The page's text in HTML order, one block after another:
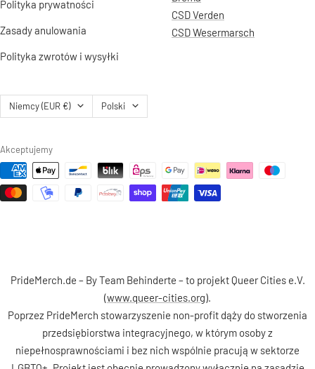
Polityka prywatności
Zasady anulowania
Polityka zwrotów i wysyłki
CSD Verden
CSD Wesermarsch
Kraj/region
Niemcy (EUR €) Język
Polski
Akceptujemy
PrideMerch.de – By Team Behinderte – to projekt Queer Cities e.V.
(www.queer-cities.org).
Poprzez PrideMerch stowarzyszenie non-profit dąży do stworzenia
przedsiębiorstwa integracyjnego, w którym osoby z
niepełnosprawnościami i bez nich wspólnie pracują w sektorze